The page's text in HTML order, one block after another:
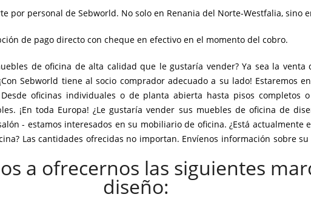
por personal de Sebworld. No solo en Renania del Norte-Westfalia, sino
de pago directo con cheque en efectivo en el momento del cobro.
de oficina de alta calidad que le gustaría vender? Ya sea la
Sebworld tiene al socio comprador adecuado a su lado! Estaremos
oficinas individuales o de planta abierta hasta pisos completos
¡En toda Europa! ¿Le gustaría vender sus muebles de oficina de
- estamos interesados en su mobiliario de oficina. ¿Está actualmente
Las cantidades ofrecidas no importan. Envíenos información sobre
a ofrecernos las siguientes
diseño: